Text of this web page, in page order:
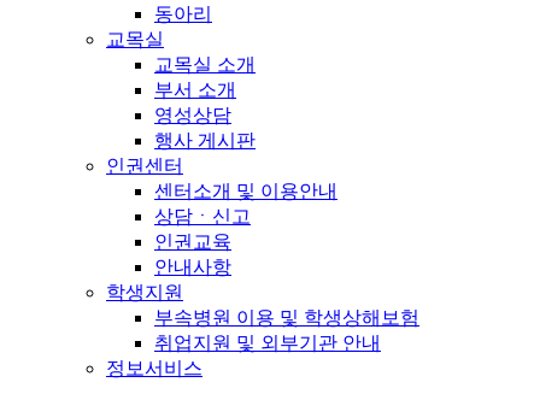
동아리
교목실
교목실 소개
부서 소개
영성상담
행사 게시판
인권센터
센터소개 및 이용안내
상담ㆍ신고
인권교육
안내사항
학생지원
부속병원 이용 및 학생상해보험
취업지원 및 외부기관 안내
정보서비스